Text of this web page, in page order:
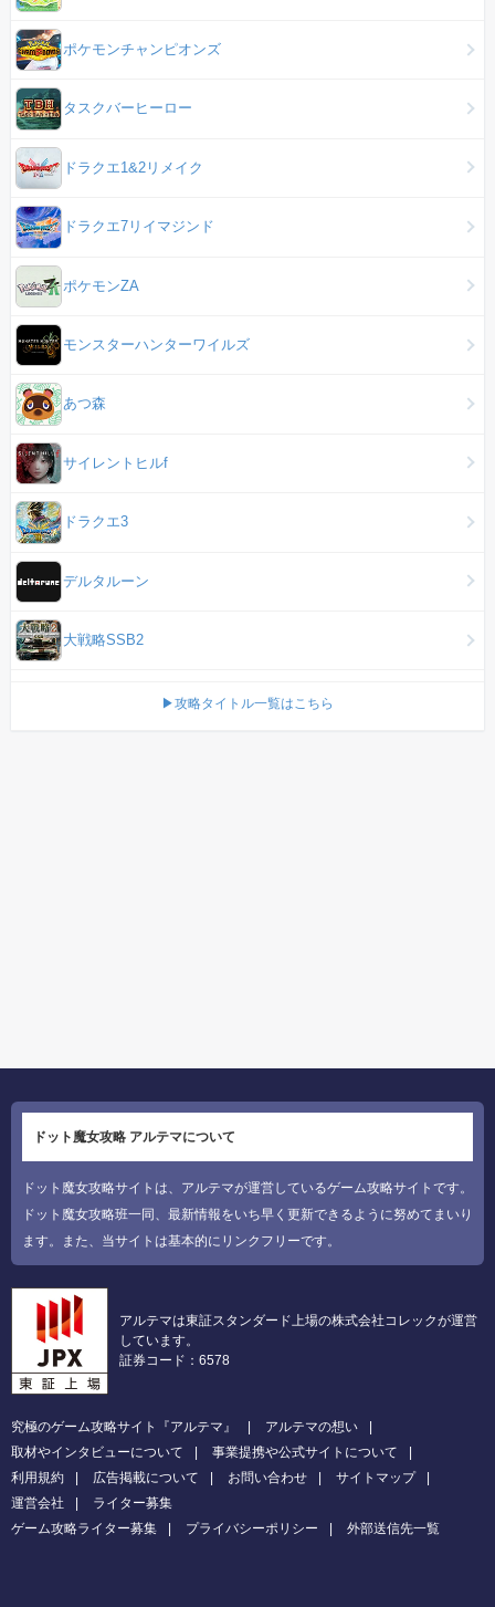
ポケモンチャンピオンズ
タスクバーヒーロー
ドラクエ1&2リメイク
ドラクエ7リイマジンド
ポケモンZA
モンスターハンターワイルズ
あつ森
サイレントヒルf
ドラクエ3
デルタルーン
大戦略SSB2
▶攻略タイトル一覧はこちら
ドット魔女攻略 アルテマについて
ドット魔女攻略サイトは、アルテマが運営しているゲーム攻略サイトです。
ドット魔女攻略班一同、最新情報をいち早く更新できるように努めてまいり
ます。また、当サイトは基本的にリンクフリーです。
アルテマは東証スタンダード上場の株式会社コレックが運営
しています。
証券コード：6578
究極のゲーム攻略サイト『アルテマ』
アルテマの想い
取材やインタビューについて
事業提携や公式サイトについて
利用規約
広告掲載について お問い合わせ
サイトマップ
運営会社
ライター募集
ゲーム攻略ライター募集
プライバシーポリシー 外部送信先一覧